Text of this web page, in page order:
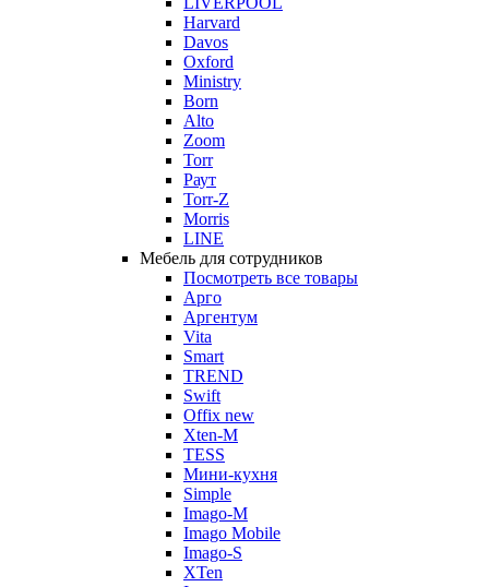
Harvard
Davos
Oxford
Ministry
Born
Alto
Zoom
Torr
Раут
Torr-Z
Morris
LINE
Мебель для сотрудников
Посмотреть все товары
Арго
Аргентум
Vita
Smart
TREND
Swift
Offix new
Xten-M
TESS
Мини-кухня
Simple
Imago-M
Imago Mobile
Imago-S
XTen